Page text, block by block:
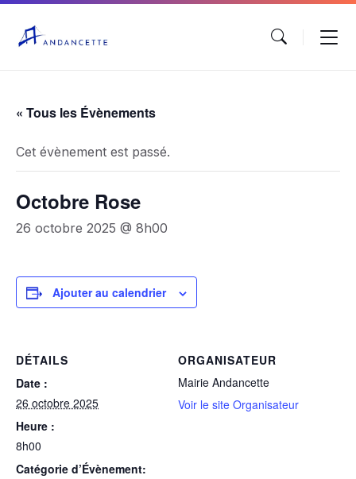
« Tous les Évènements
Cet évènement est passé.
Octobre Rose
26 octobre 2025 @ 8h00
Ajouter au calendrier
DÉTAILS
Date :
26 octobre 2025
Heure :
8h00
Catégorie d’Évènement:
ORGANISATEUR
Mairie Andancette
Voir le site Organisateur